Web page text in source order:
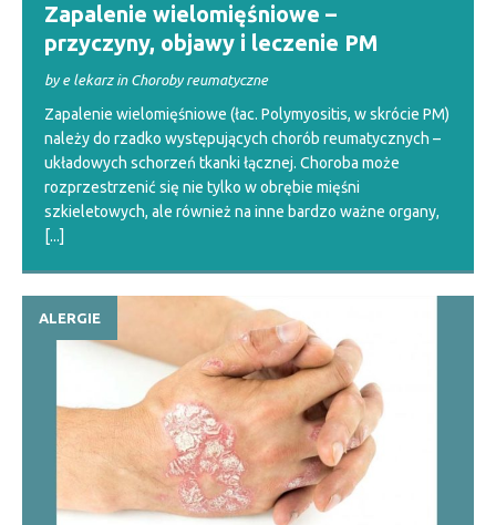
Zapalenie wielomięśniowe –
przyczyny, objawy i leczenie PM
by e lekarz in Choroby reumatyczne
Zapalenie wielomięśniowe (łac. Polymyositis, w skrócie PM)
należy do rzadko występujących chorób reumatycznych –
układowych schorzeń tkanki łącznej. Choroba może
rozprzestrzenić się nie tylko w obrębie mięśni
szkieletowych, ale również na inne bardzo ważne organy,
[...]
ALERGIE